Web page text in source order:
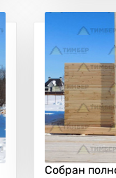
Собран